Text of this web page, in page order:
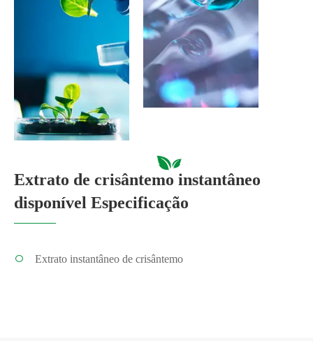
Extrato de crisântemo instantâneo
disponível Especificação
Extrato instantâneo de crisântemo